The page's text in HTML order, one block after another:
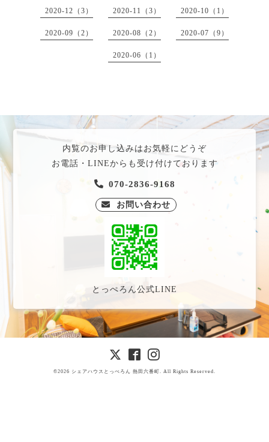
2020-12（3） 2020-11（3） 2020-10（1）
2020-09（2） 2020-08（2） 2020-07（9）
2020-06（1）
内覧のお申し込みはお気軽にどうぞ
お電話・LINEからも受け付けております
070-2836-9168
お問い合わせ
とっぺろん公式LINE
©2026 シェアハウスとっぺろん 熱田六番町 . All Rights Reserved